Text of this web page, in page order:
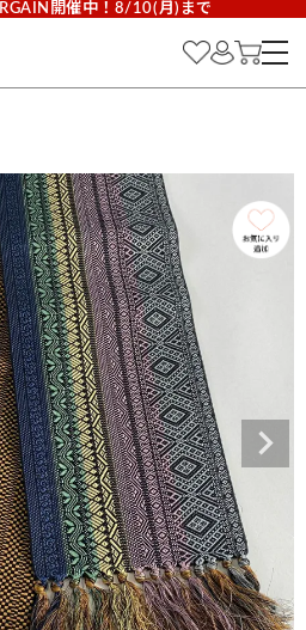
開催中！8/10(月)まで